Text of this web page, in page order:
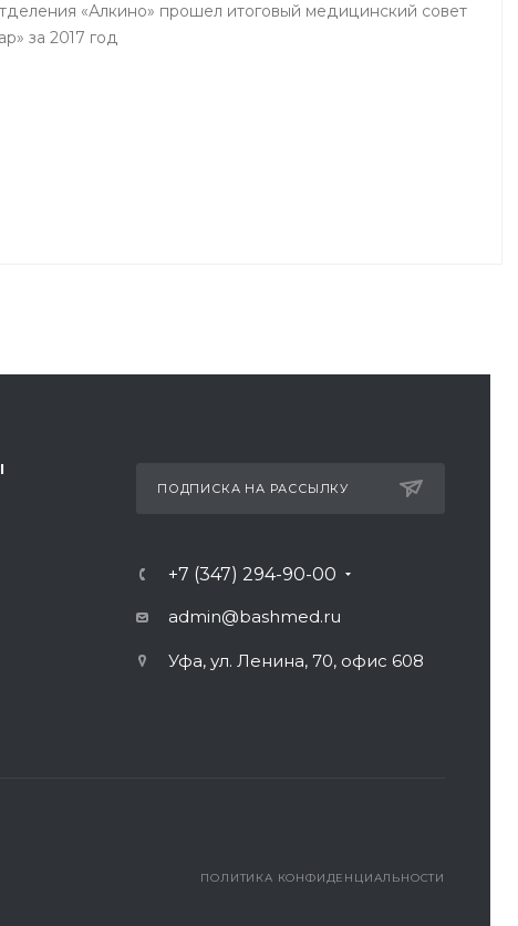
«Алкино» прошел итоговый медицинский совет
за 2017 год
ПОДПИСКА НА РАССЫЛКУ
+7 (347) 294-90-00
admin@bashmed.ru
Уфа, ул. Ленина, 70, офис 608
ПОЛИТИКА КОНФИДЕНЦИАЛЬНОСТИ